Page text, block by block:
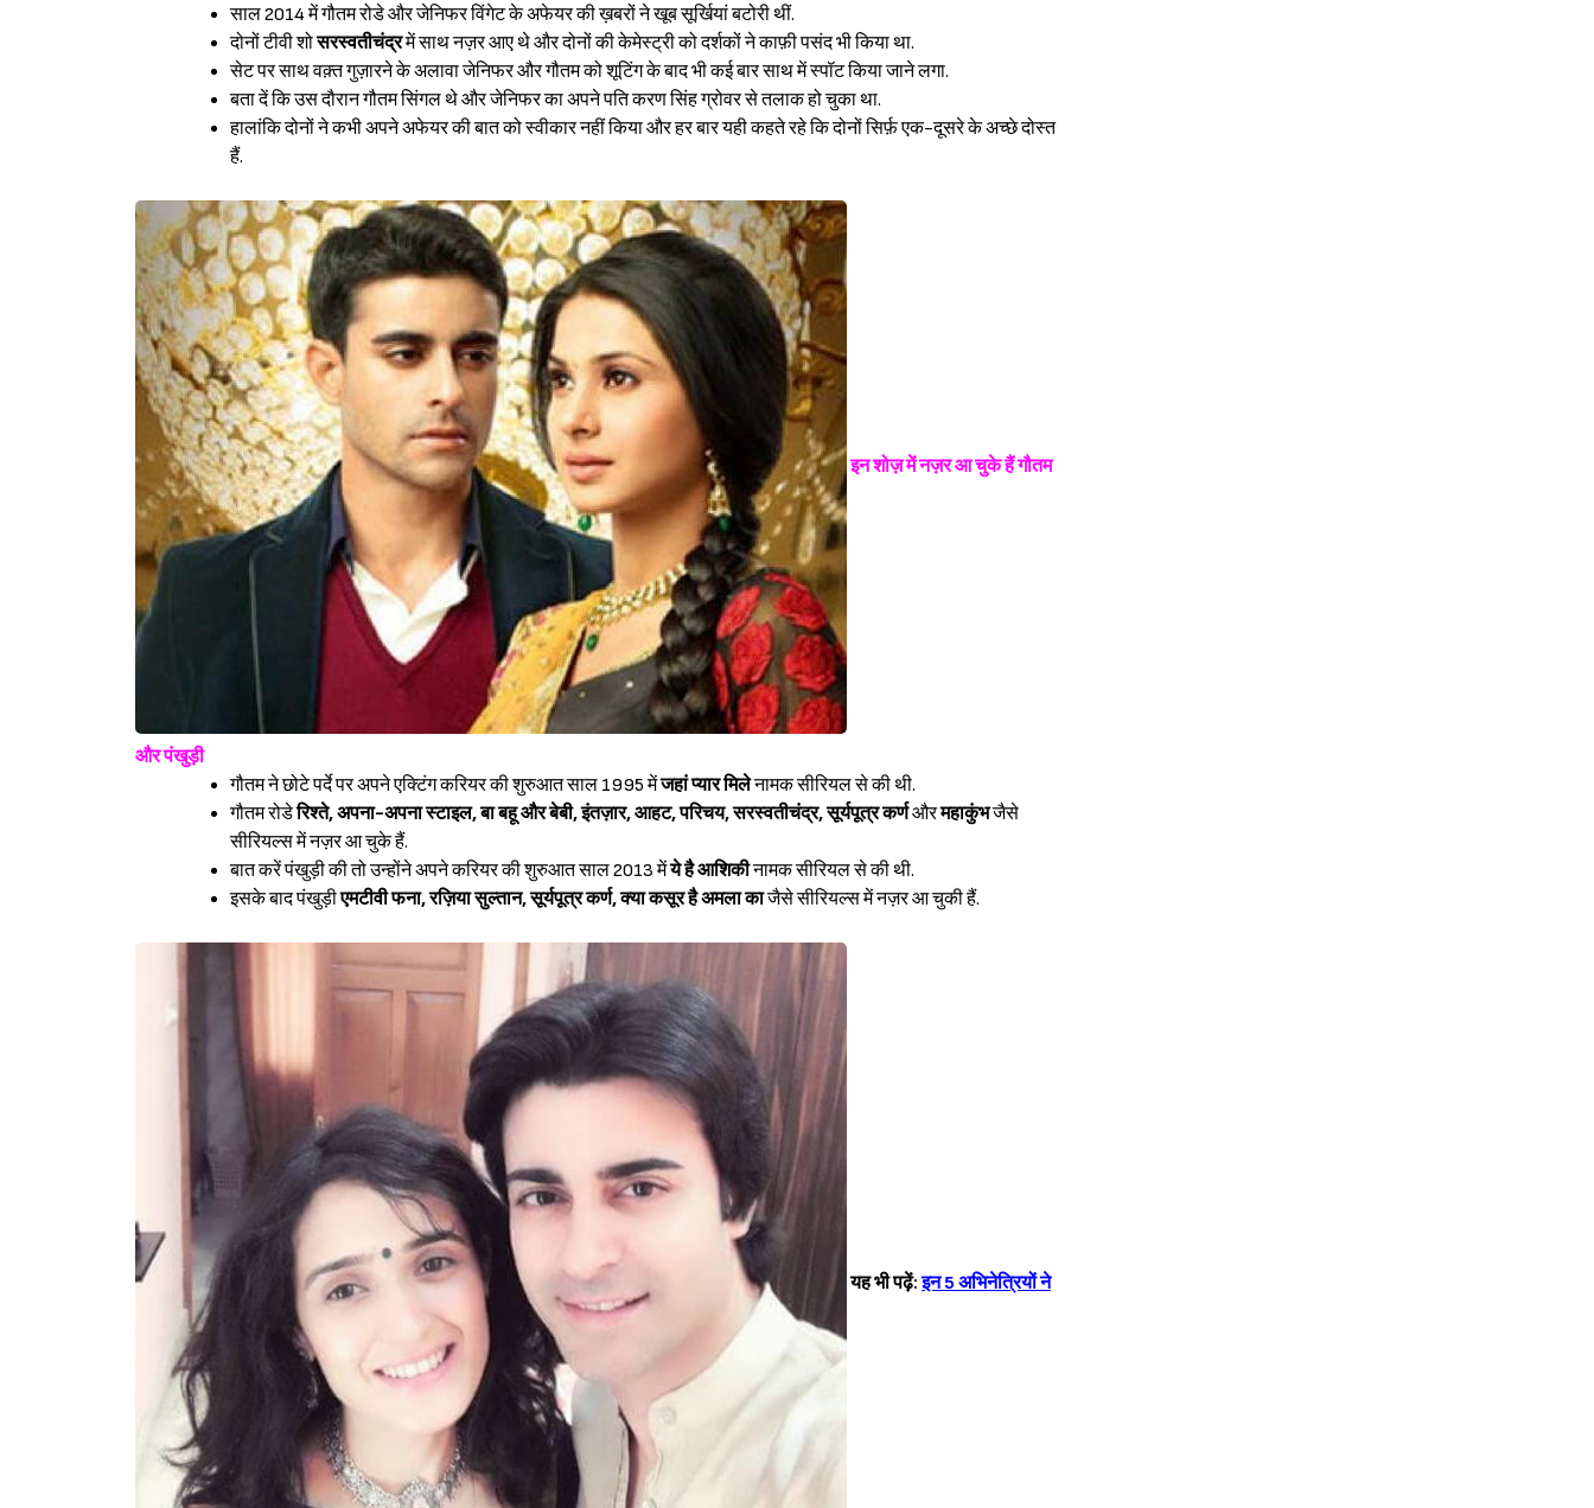
साल 2014 में गौतम रोडे और जेनिफर विंगेट के अफेयर की ख़बरों ने खूब सूर्खियां बटोरी थीं.
दोनों टीवी शोसरस्वतीचंद्रमें साथ नज़र आए थे और दोनों की केमेस्ट्री को दर्शकों ने काफ़ी पसंद भी किया था.
सेट पर साथ वक़्त गुज़ारने के अलावा जेनिफर और गौतम को शूटिंग के बाद भी कई बार साथ में स्पॉट किया जाने लगा.
बता दें कि उस दौरान गौतम सिंगल थे और जेनिफर का अपने पति करण सिंह ग्रोवर से तलाक हो चुका था.
हालांकि दोनों ने कभी अपने अफेयर की बात को स्वीकार नहीं किया और हर बार यही कहते रहे कि दोनों सिर्फ़ एक-दूसरे के अच्छे दोस्त
हैं.
इन शोज़ में नज़र आ चुके हैं गौतम
और पंखुड़ी
गौतम ने छोटे पर्दे पर अपने एक्टिंग करियर की शुरुआत साल 1995 मेंजहां प्यार मिलेनामक सीरियल से की थी.
गौतम रोडेरिश्ते, अपना-अपना स्टाइल, बा बहू और बेबी, इंतज़ार, आहट, परिचय, सरस्वतीचंद्र, सूर्यपूत्र कर्णऔरमहाकुंभजैसे
सीरियल्स में नज़र आ चुके हैं.
बात करें पंखुड़ी की तो उन्होंने अपने करियर की शुरुआत साल 2013 मेंये है आशिकीनामक सीरियल से की थी.
इसके बाद पंखुड़ीएमटीवी फना, रज़िया सुल्तान, सूर्यपूत्र कर्ण, क्या कसूर है अमला काजैसे सीरियल्स में नज़र आ चुकी हैं.
यह भी पढ़ें:इन 5 अभिनेत्रियों ने